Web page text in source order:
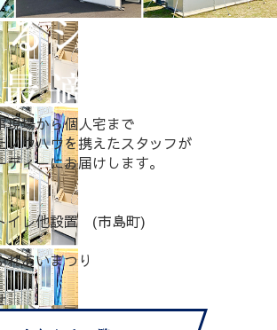
現場から個人宅まで
ノウハウを携えたスタッフが
ィーにお届けします。
イレ他設置 (市島町)
あいまつり